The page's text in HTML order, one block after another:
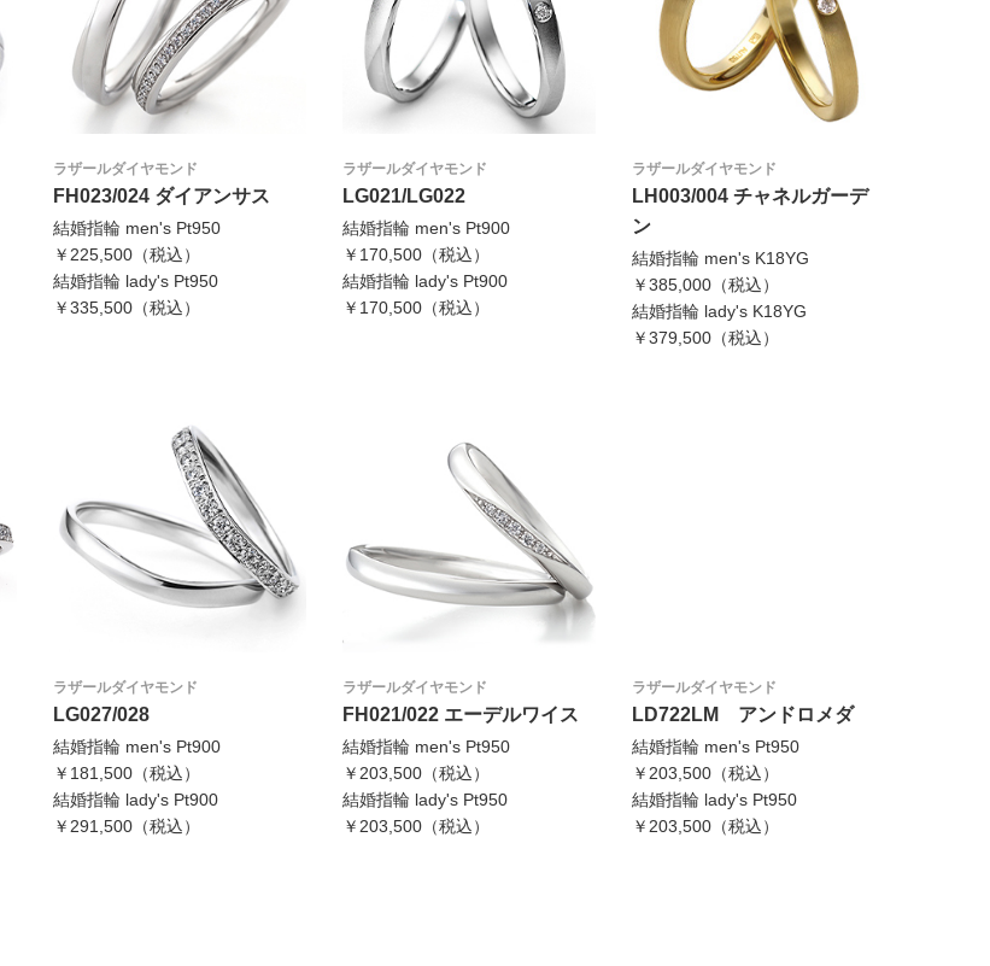
ラザールダイヤモンド
FH023/024 ダイアンサス
結婚指輪 men's Pt950
￥225,500（税込）
結婚指輪 lady's Pt950
￥335,500（税込）
ラザールダイヤモンド
LG021/LG022
結婚指輪 men's Pt900
￥170,500（税込）
結婚指輪 lady's Pt900
￥170,500（税込）
ラザールダイヤモンド
LH003/004 チャネルガーデ
ン
結婚指輪 men's K18YG
￥385,000（税込）
結婚指輪 lady's K18YG
￥379,500（税込）
ラザールダイヤモンド
LG027/028
結婚指輪 men's Pt900
￥181,500（税込）
結婚指輪 lady's Pt900
￥291,500（税込）
ラザールダイヤモンド
FH021/022 エーデルワイス
結婚指輪 men's Pt950
￥203,500（税込）
結婚指輪 lady's Pt950
￥203,500（税込）
ラザールダイヤモンド
LD722LM アンドロメダ
結婚指輪 men's Pt950
￥203,500（税込）
結婚指輪 lady's Pt950
￥203,500（税込）